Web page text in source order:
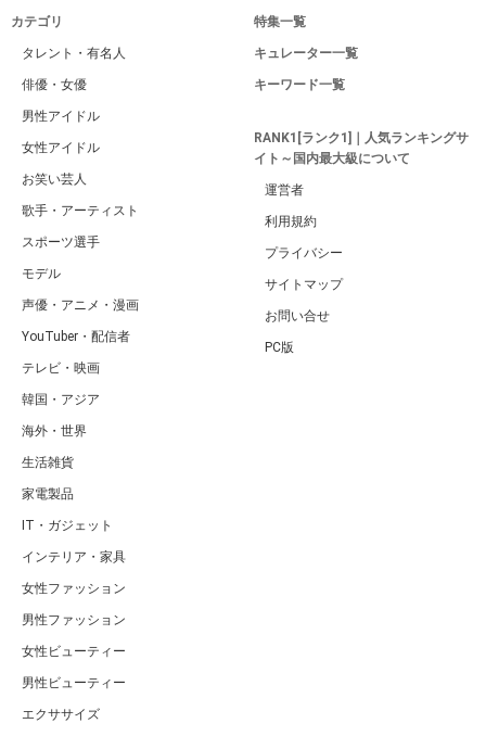
カテゴリ
タレント・有名人
俳優・女優
男性アイドル
女性アイドル
お笑い芸人
歌手・アーティスト
スポーツ選手
モデル
声優・アニメ・漫画
YouTuber・配信者
テレビ・映画
韓国・アジア
海外・世界
生活雑貨
家電製品
IT・ガジェット
インテリア・家具
女性ファッション
男性ファッション
女性ビューティー
男性ビューティー
エクササイズ
特集一覧
キュレーター一覧
キーワード一覧
RANK1[ランク1]｜人気ランキングサ
イト～国内最大級について
運営者
利用規約
プライバシー
サイトマップ
お問い合せ
PC版